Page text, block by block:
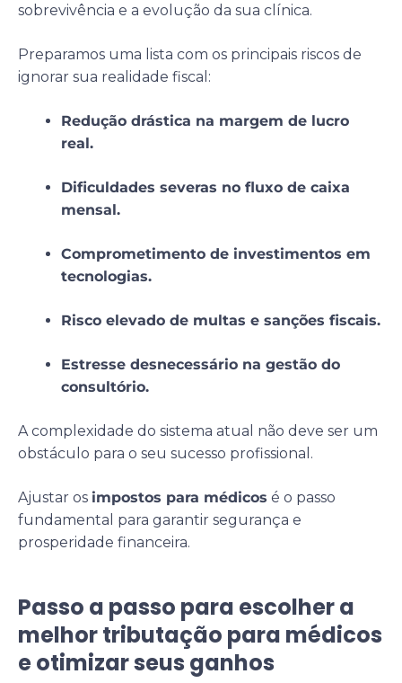
sobrevivência e a evolução da sua clínica.
Preparamos uma lista com os principais riscos de
ignorar sua realidade fiscal:
Redução drástica na margem de lucro
real.
Dificuldades severas no fluxo de caixa
mensal.
Comprometimento de investimentos em
tecnologias.
Risco elevado de multas e sanções fiscais.
Estresse desnecessário na gestão do
consultório.
A complexidade do sistema atual não deve ser um
obstáculo para o seu sucesso profissional.
Ajustar os impostos para médicos é o passo
fundamental para garantir segurança e
prosperidade financeira.
Passo a passo para escolher a
melhor tributação para médicos
e otimizar seus ganhos